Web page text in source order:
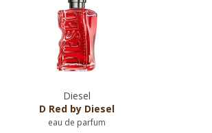
Diesel
D Red by Diesel
eau de parfum